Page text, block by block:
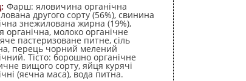
Фарш: яловичина органічна
другого сорту (56%), свинина
знежилована жирна (19%),
органічна, молоко органічне
пастеризоване питне, сіль
перець чорний мелений
Тісто: борошно органічне
вищого сорту, яйця курячі
(яєчна маса), вода питна.